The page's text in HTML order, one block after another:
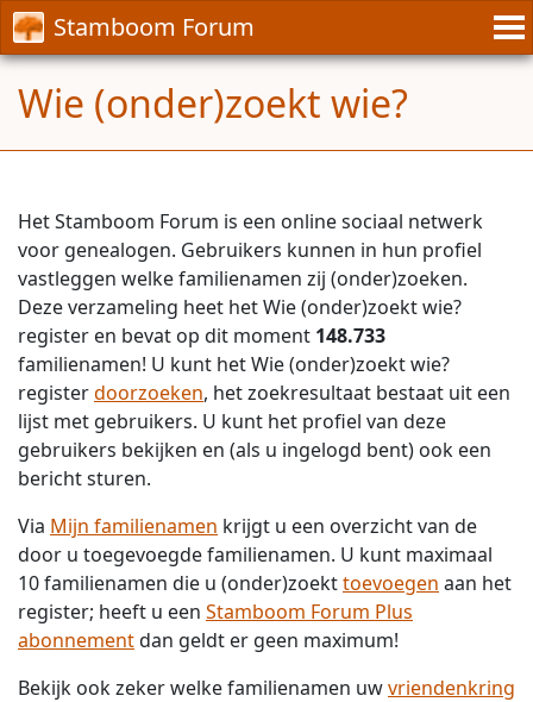
Stamboom Forum
Wie (onder)zoekt wie?
Het Stamboom Forum is een online sociaal netwerk
voor genealogen. Gebruikers kunnen in hun profiel
vastleggen welke familienamen zij (onder)zoeken.
Deze verzameling heet het Wie (onder)zoekt wie?
register en bevat op dit moment 148.733
familienamen! U kunt het Wie (onder)zoekt wie?
registerdoorzoeken, het zoekresultaat bestaat uit een
lijst met gebruikers. U kunt het profiel van deze
gebruikers bekijken en (als u ingelogd bent) ook een
bericht sturen.
Via Mijn familienamen krijgt u een overzicht van de
door u toegevoegde familienamen. U kunt maximaal
10 familienamen die u (onder)zoekttoevoegen aan het
register; heeft u een Stamboom Forum Plus
abonnementdan geldt er geen maximum!
Bekijk ook zeker welke familienamen uwvriendenkring